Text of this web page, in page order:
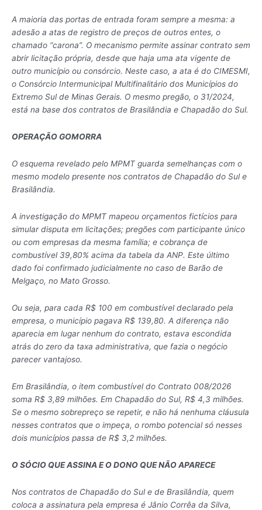
A maioria das portas de entrada foram sempre a mesma: a
adesão a atas de registro de preços de outros entes, o
chamado “carona”. O mecanismo permite assinar contrato sem
abrir licitação própria, desde que haja uma ata vigente de
outro município ou consórcio. Neste caso, a ata é do CIMESMI,
o Consórcio Intermunicipal Multifinalitário dos Municípios do
Extremo Sul de Minas Gerais. O mesmo pregão, o 31/2024,
está na base dos contratos de Brasilândia e Chapadão do Sul.
OPERAÇÃO GOMORRA
O esquema revelado pelo MPMT guarda semelhanças com o
mesmo modelo presente nos contratos de Chapadão do Sul e
Brasilândia.
A investigação do MPMT mapeou orçamentos fictícios para
simular disputa em licitações; pregões com participante único
ou com empresas da mesma família; e cobrança de
combustível 39,80% acima da tabela da ANP. Este último
dado foi confirmado judicialmente no caso de Barão de
Melgaço, no Mato Grosso.
Ou seja, para cada R$ 100 em combustível declarado pela
empresa, o município pagava R$ 139,80. A diferença não
aparecia em lugar nenhum do contrato, estava escondida
atrás do zero da taxa administrativa, que fazia o negócio
parecer vantajoso.
Em Brasilândia, o item combustível do Contrato 008/2026
soma R$ 3,89 milhões. Em Chapadão do Sul, R$ 4,3 milhões.
Se o mesmo sobrepreço se repetir, e não há nenhuma cláusula
nesses contratos que o impeça, o rombo potencial só nesses
dois municípios passa de R$ 3,2 milhões.
O SÓCIO QUE ASSINA E O DONO QUE NÃO APARECE
Nos contratos de Chapadão do Sul e de Brasilândia, quem
coloca a assinatura pela empresa é Jânio Corrêa da Silva,